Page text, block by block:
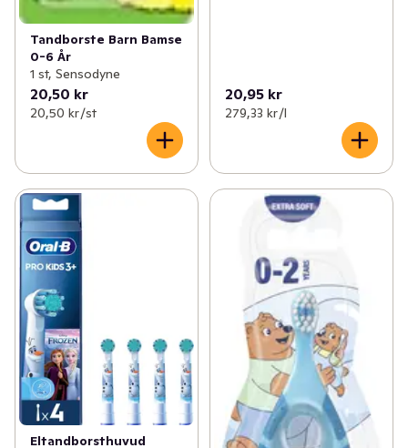
Tandborste Barn Bamse
0-6 År
1 st, Sensodyne
20,50 kr
20,50 kr /st
20,95 kr
279,33 kr /l
Eltandborsthuvud